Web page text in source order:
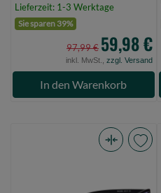
Lieferzeit: 1-3 Werktage
Sie sparen 39%
97,99 € 59,98 €
inkl. MwSt., zzgl. Versand
In den Warenkorb